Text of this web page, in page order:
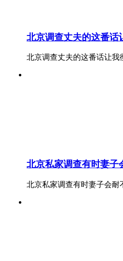
北京调查丈夫的这番话
北京调查丈夫的这番话让我
北京私家调查有时妻子
北京私家调查有时妻子会耐